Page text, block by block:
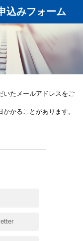
込みフォーム
いたメールアドレスをご
かることがあります。